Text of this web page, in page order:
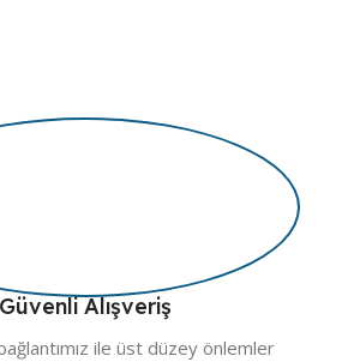
Güvenli Alışveriş
ile üst düzey önlemler